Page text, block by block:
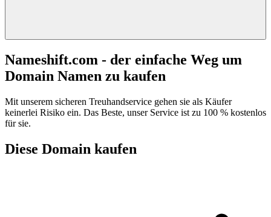
Nameshift.com - der einfache Weg um
Domain Namen zu kaufen
Mit unserem sicheren Treuhandservice gehen sie als Käufer
keinerlei Risiko ein. Das Beste, unser Service ist zu 100 % kostenlos
für sie.
Diese Domain kaufen